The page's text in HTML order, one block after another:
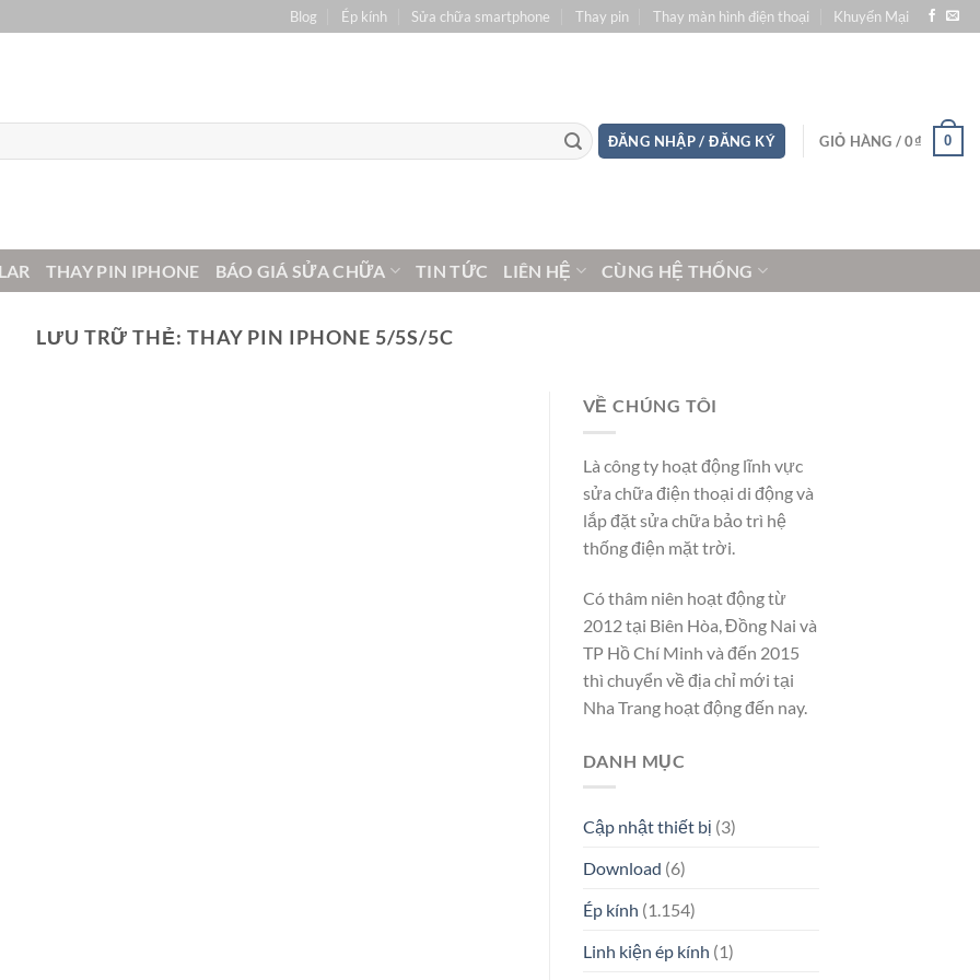
Blog Ép kính Sửa chữa smartphone Thay pin Thay màn hình điện thoại Khuyến Mại
ĐĂNG NHẬP / ĐĂNG KÝ GIỎ HÀNG /0₫ 0
THAY PIN IPHONE BÁO GIÁ SỬA CHỮA TIN TỨC LIÊN HỆ CÙNG HỆ THỐNG
LƯU TRỮ THẺ: THAY PIN IPHONE 5/5S/5C
VỀ CHÚNG TÔI
Là công ty hoạt động lĩnh vực
sửa chữa điện thoại di động và
lắp đặt sửa chữa bảo trì hệ
thống điện mặt trời.
Có thâm niên hoạt động từ
2012 tại Biên Hòa, Đồng Nai và
TP Hồ Chí Minh và đến 2015
thì chuyển về địa chỉ mới tại
Nha Trang hoạt động đến nay.
DANH MỤC
Cập nhật thiết bị (3)
Download (6)
Ép kính (1.154)
Linh kiện ép kính (1)